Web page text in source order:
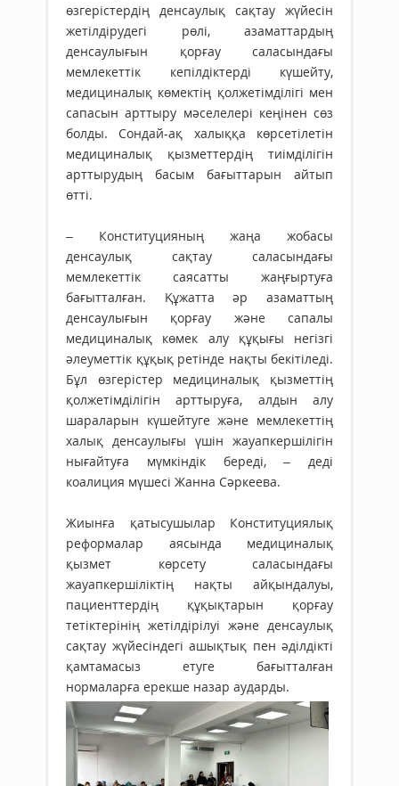
өзгерістердің денсаулық сақтау жүйесін
жетілдірудегі рөлі, азаматтардың
денсаулығын қорғау саласындағы
мемлекеттік кепілдіктерді күшейту,
медициналық көмектің қолжетімділігі мен
сапасын арттыру мәселелері кеңінен сөз
болды. Сондай-ақ халыққа көрсетілетін
медициналық қызметтердің тиімділігін
арттырудың басым бағыттарын айтып
өтті.
– Конституцияның жаңа жобасы
денсаулық сақтау саласындағы
мемлекеттік саясатты жаңғыртуға
бағытталған. Құжатта әр азаматтың
денсаулығын қорғау және сапалы
медициналық көмек алу құқығы негізгі
әлеуметтік құқық ретінде нақты бекітіледі.
Бұл өзгерістер медициналық қызметтің
қолжетімділігін арттыруға, алдын алу
шараларын күшейтуге және мемлекеттің
халық денсаулығы үшін жауапкершілігін
нығайтуға мүмкіндік береді, – деді
коалиция мүшесі Жанна Сәркеева.
Жиынға қатысушылар Конституциялық
реформалар аясында медициналық
қызмет көрсету саласындағы
жауапкершіліктің нақты айқындалуы,
пациенттердің құқықтарын қорғау
тетіктерінің жетілдірілуі және денсаулық
сақтау жүйесіндегі ашықтық пен әділдікті
қамтамасыз етуге бағытталған
нормаларға ерекше назар аударды.